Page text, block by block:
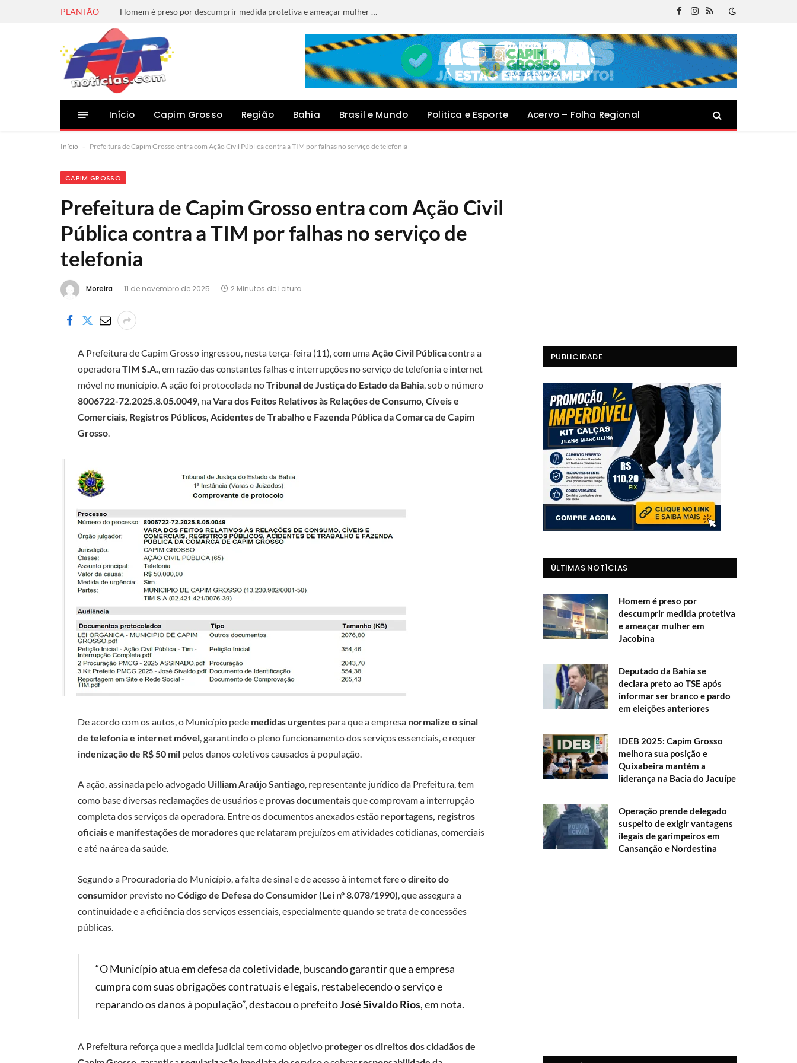
PLANTÃO Homem é preso por descumprir medida protetiva e ameaçar mulher em Jacobina
Facebook
Instagram
RSS
Início Capim Grosso Região Bahia Brasil e Mundo Politica e Esporte Acervo – Folha Regional
Início - Prefeitura de Capim Grosso entra com Ação Civil Pública contra a TIM por falhas no serviço de telefonia
CAPIM GROSSO
Prefeitura de Capim Grosso entra com Ação Civil
Pública contra a TIM por falhas no serviço de
telefonia
Moreira 11 de novembro de 2025 2 Minutos de Leitura
A Prefeitura de Capim Grosso ingressou, nesta terça-feira (11), com umaAção Civil Públicacontra a
operadoraTIM S.A., em razão das constantes falhas e interrupções no serviço de telefonia e internet
móvel no município. A ação foi protocolada noTribunal de Justiça do Estado da Bahia, sob o número
8006722-72.2025.8.05.0049, naVara dos Feitos Relativos às Relações de Consumo, Cíveis e
Comerciais, Registros Públicos, Acidentes de Trabalho e Fazenda Pública da Comarca de Capim
Grosso.
De acordo com os autos, o Município pede medidas urgentes para que a empresa normalize o sinal
de telefonia e internet móvel , garantindo o pleno funcionamento dos serviços essenciais, e requer
indenização de R$ 50 mil pelos danos coletivos causados à população.
A ação, assinada pelo advogado Uilliam Araújo Santiago, representante jurídico da Prefeitura, tem
como base diversas reclamações de usuários e provas documentaisque comprovam a interrupção
completa dos serviços da operadora. Entre os documentos anexados estão reportagens, registros
oficiais e manifestações de moradoresque relataram prejuízos em atividades cotidianas, comerciais
e até na área da saúde.
Segundo a Procuradoria do Município, a falta de sinal e de acesso à internet fere odireito do
consumidor previsto noCódigo de Defesa do Consumidor (Lei nº 8.078/1990), que assegura a
continuidade e a eficiência dos serviços essenciais, especialmente quando se trata de concessões
públicas.
“O Município atua em defesa da coletividade, buscando garantir que a empresa
cumpra com suas obrigações contratuais e legais, restabelecendo o serviço e
reparando os danos à população”, destacou o prefeitoJosé Sivaldo Rios, em nota.
A Prefeitura reforça que a medida judicial tem como objetivo proteger os direitos dos cidadãos de
PUBLICIDADE
ÚLTIMAS NOTÍCIAS
Homem é preso por
descumprir medida protetiva
e ameaçar mulher em
Jacobina
Deputado da Bahia se
declara preto ao TSE após
informar ser branco e pardo
em eleições anteriores
IDEB 2025: Capim Grosso
melhora sua posição e
Quixabeira mantém a
liderança na Bacia do Jacuípe
Operação prende delegado
suspeito de exigir vantagens
ilegais de garimpeiros em
Cansanção e Nordestina